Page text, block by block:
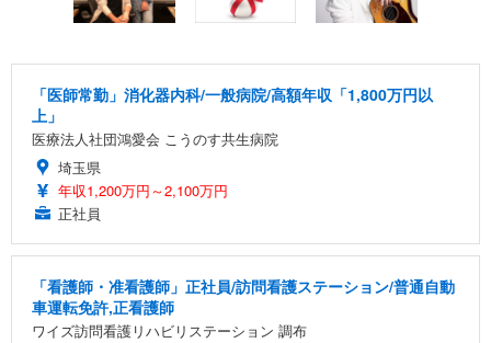
「医師常勤」消化器内科/一般病院/高額年収「1,800万円以
上」
医療法人社団鴻愛会 こうのす共生病院
埼玉県
年収1,200万円～2,100万円
正社員
「看護師・准看護師」正社員/訪問看護ステーション/普通自動
車運転免許,正看護師
ワイズ訪問看護リハビリステーション 調布